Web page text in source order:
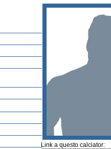
Link a questo calciator: